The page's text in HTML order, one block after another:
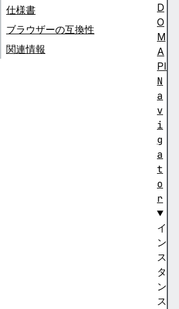
仕様書
ブラウザーの互換性
関連情報
D
O
M
A
PI
N
a
v
i
g
a
t
o
r
イ
ン
ス
タ
ン
ス